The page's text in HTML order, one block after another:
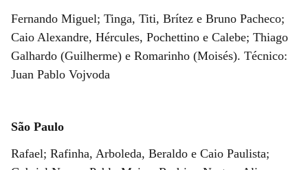
Fernando Miguel; Tinga, Titi, Brítez e Bruno Pacheco;
Caio Alexandre, Hércules, Pochettino e Calebe; Thiago
Galhardo (Guilherme) e Romarinho (Moisés). Técnico:
Juan Pablo Vojvoda
São Paulo
Rafael; Rafinha, Arboleda, Beraldo e Caio Paulista;